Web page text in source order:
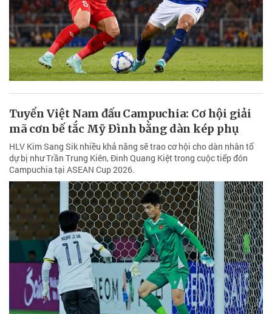
Tuyển Việt Nam đấu Campuchia: Cơ hội giải
mã cơn bế tắc Mỹ Đình bằng dàn kép phụ
HLV Kim Sang Sik nhiều khả năng sẽ trao cơ hội cho dàn nhân tố
dự bị như Trần Trung Kiên, Đinh Quang Kiệt trong cuộc tiếp đón
Campuchia tại ASEAN Cup 2026.